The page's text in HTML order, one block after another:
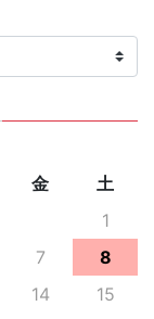
金
土
1
7
8
14
15